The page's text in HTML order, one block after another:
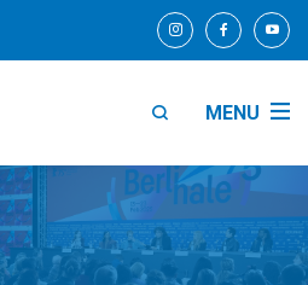
MENU